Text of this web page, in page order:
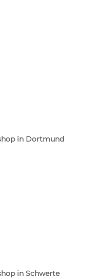
in Dortmund
in Schwerte